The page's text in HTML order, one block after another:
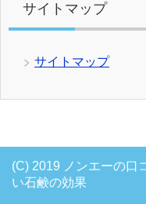
サイトマップ
サイトマップ
(C) 2019 ノンエーの口
い石鹸の効果